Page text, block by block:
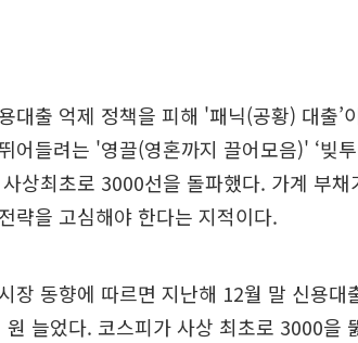
대출 억제 정책을 피해 '패닉(공황) 대출’
어들려는 '영끌(영혼까지 끌어모음)' ‘빚
상최초로 3000선을 돌파했다. 가계 부채
략을 고심해야 한다는 지적이다.
장 동향에 따르면 지난해 12월 말 신용대
늘었다. 코스피가 사상 최초로 3000을